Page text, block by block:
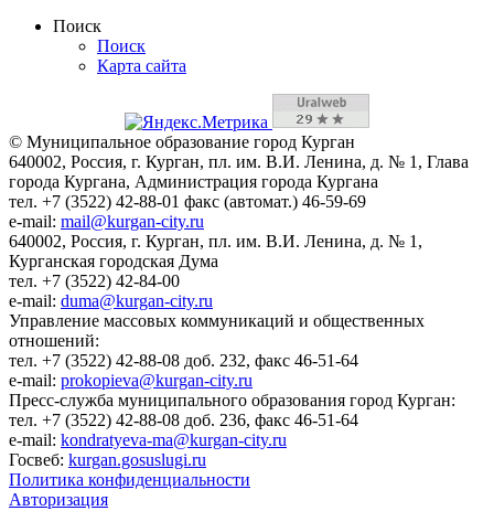
Поиск
Поиск
Карта сайта
© Муниципальное образование город Курган
640002, Россия, г. Курган, пл. им. В.И. Ленина, д. № 1, Глава
города Кургана, Администрация города Кургана
тел. +7 (3522) 42-88-01 факс (автомат.) 46-59-69
e-mail: mail@kurgan-city.ru
640002, Россия, г. Курган, пл. им. В.И. Ленина, д. № 1,
Курганская городская Дума
тел. +7 (3522) 42-84-00
e-mail: duma@kurgan-city.ru
Управление массовых коммуникаций и общественных
отношений:
тел. +7 (3522) 42-88-08 доб. 232, факс 46-51-64
e-mail: prokopieva@kurgan-city.ru
Пресс-служба муниципального образования город Курган:
тел. +7 (3522) 42-88-08 доб. 236, факс 46-51-64
e-mail: kondratyeva-ma@kurgan-city.ru
Госвеб: kurgan.gosuslugi.ru
Политика конфиденциальности
Авторизация